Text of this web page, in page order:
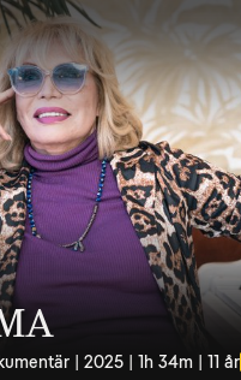
| 2025 | 1h 34m | 11 år